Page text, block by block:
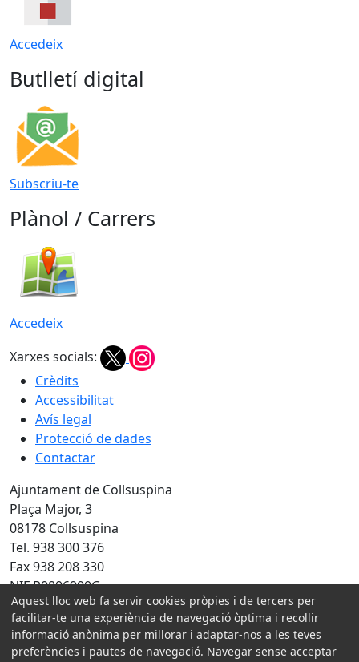
Accedeix
Butlletí digital
Subscriu-te
Plànol / Carrers
Accedeix
Xarxes socials:
Crèdits
Accessibilitat
Avís legal
Protecció de dades
Contactar
Ajuntament de Collsuspina
Plaça Major, 3
08178 Collsuspina
Tel. 938 300 376
Fax 938 208 330
NIF P0806900G
Amb la col·laboració de:
Aquest lloc web fa servir cookies pròpies i de tercers per
facilitar-te una experiència de navegació òptima i recollir
informació anònima per millorar i adaptar-nos a les teves
preferències i pautes de navegació. Navegar sense acceptar